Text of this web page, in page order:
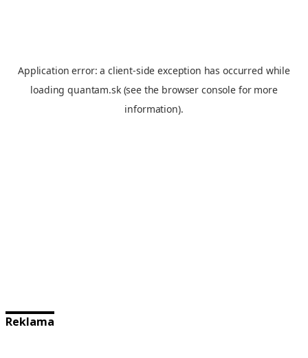
Reklama